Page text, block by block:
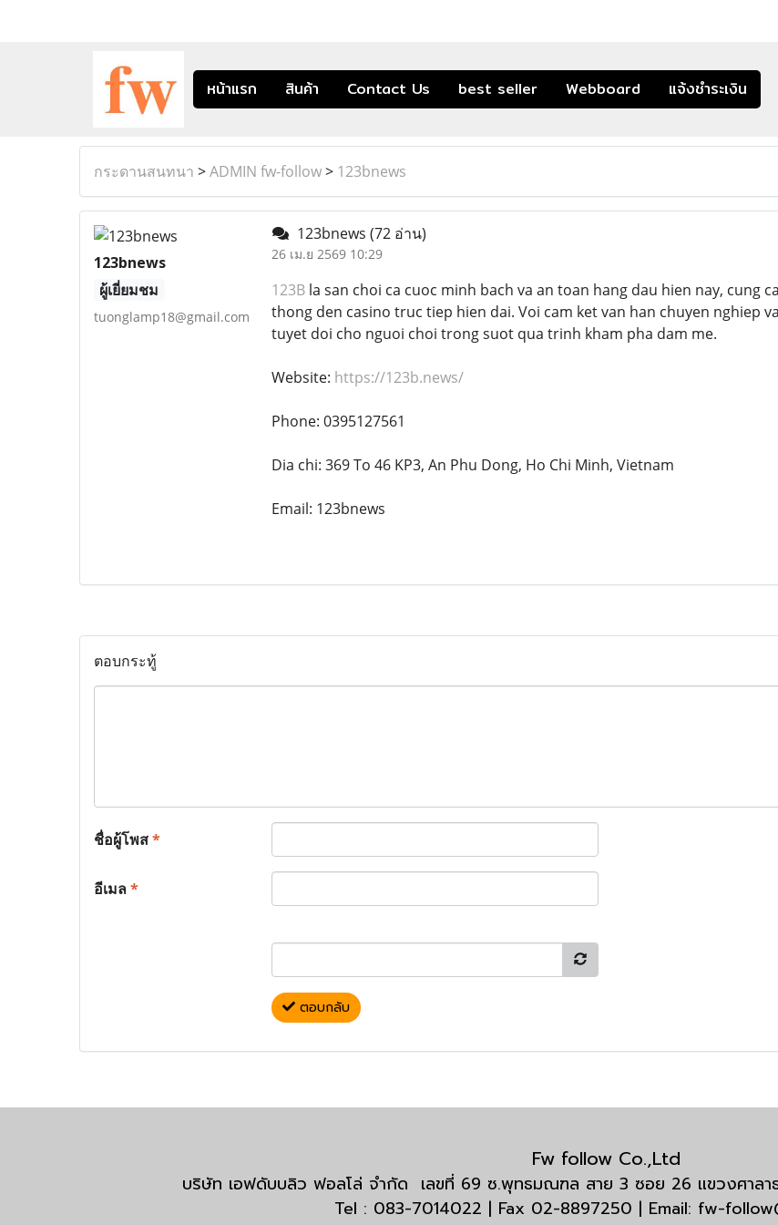
หน้าแรก สินค้า Contact Us best seller Webboard แจ้งชำระเงิน
กระดานสนทนา >ADMIN fw-follow> 123bnews
123bnews
ผู้เยี่ยมชม
tuonglamp18@gmail.com
123bnews (72 อ่าน)
26 เม.ย 2569 10:29
123Bla san choi ca cuoc minh bach va an toan hang dau hien nay, cung
thong den casino truc tiep hien dai. Voi cam ket van han chuyen nghiep
tuyet doi cho nguoi choi trong suot qua trinh kham pha dam me.
Website: https://123b.news/
Phone: 0395127561
Dia chi: 369 To 46 KP3, An Phu Dong, Ho Chi Minh, Vietnam
Email: 123bnews
ตอบกระทู้
ชื่อผู้โพส*
อีเมล*
ตอบกลับ
Fw follow Co.,Ltd
บริษัท เอฟดับบลิว ฟอลโล่ จำกัด เลขที่ 69 ซ.พุทธมณฑล สาย 3 ซอย 26 แขวงศาล
Tel : 083-7014022 | Fax 02-8897250 | Email: fw-